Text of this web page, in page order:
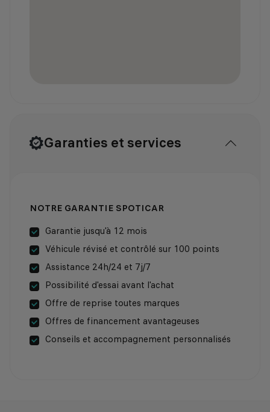
Garanties et services
NOTRE GARANTIE SPOTICAR
Garantie jusqu'à 12 mois
Véhicule révisé et contrôlé sur 100 points
Assistance 24h/24 et 7j/7
Possibilité d'essai avant l'achat
Offre de reprise toutes marques
Offres de financement avantageuses
Conseils et accompagnement personnalisés